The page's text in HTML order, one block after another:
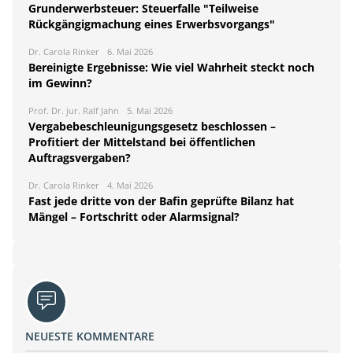
Grunderwerbsteuer: Steuerfalle "Teilweise
Rückgängigmachung eines Erwerbsvorgangs"
Dr. Carola Rinker 6. Mai 2026
Bereinigte Ergebnisse: Wie viel Wahrheit steckt noch
im Gewinn?
Prof. Dr. jur. Ralf Jahn 5. Mai 2026
Vergabebeschleunigungsgesetz beschlossen –
Profitiert der Mittelstand bei öffentlichen
Auftragsvergaben?
Dr. Carola Rinker 4. Mai 2026
Fast jede dritte von der Bafin geprüfte Bilanz hat
Mängel – Fortschritt oder Alarmsignal?
NEUESTE KOMMENTARE